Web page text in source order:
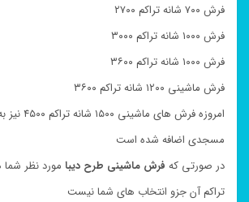
فرش ۷۰۰ شانه تراکم ۲۷۰۰
فرش ۱۰۰۰ شانه تراکم ۳۰۰۰
فرش ۱۰۰۰ شانه تراکم ۳۶۰۰
فرش ماشینی ۱۲۰۰ شانه تراکم ۳۶۰۰
امروزه فرش
مسجدی اضافه شده است
در صورتی که فرش ماشینی طرح دیبا مورد نظر
تراکم آن جزو انتخاب های شما نیست